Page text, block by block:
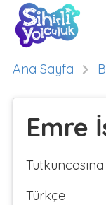
Ana Sayfa
Emre
Türkçe